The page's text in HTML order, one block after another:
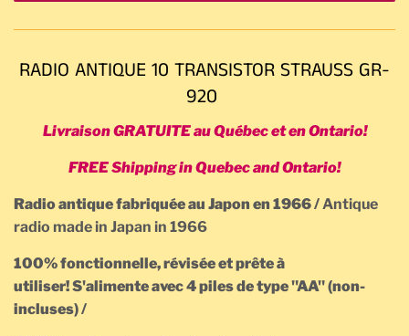
RADIO ANTIQUE 10 TRANSISTOR STRAUSS GR-
920
Livraison GRATUITE au Québec et en Ontario!
FREE Shipping in Quebec and Ontario!
Radio antique fabriquée au Japon en 1966 /Antique
radio made in Japan in 1966
100% fonctionnelle, révisée et prête à
utiliser! S'alimente avec 4 piles de type "AA" (non-
incluses) /